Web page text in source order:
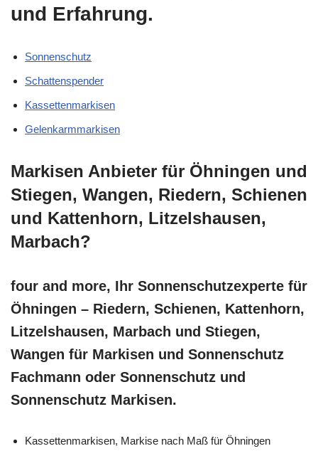
und Erfahrung.
Sonnenschutz
Schattenspender
Kassettenmarkisen
Gelenkarmmarkisen
Markisen Anbieter für Öhningen und
Stiegen, Wangen, Riedern, Schienen
und Kattenhorn, Litzelshausen,
Marbach?
four and more, Ihr Sonnenschutzexperte für
Öhningen – Riedern, Schienen, Kattenhorn,
Litzelshausen, Marbach und Stiegen,
Wangen für Markisen und Sonnenschutz
Fachmann oder Sonnenschutz und
Sonnenschutz Markisen.
Kassettenmarkisen, Markise nach Maß für Öhningen